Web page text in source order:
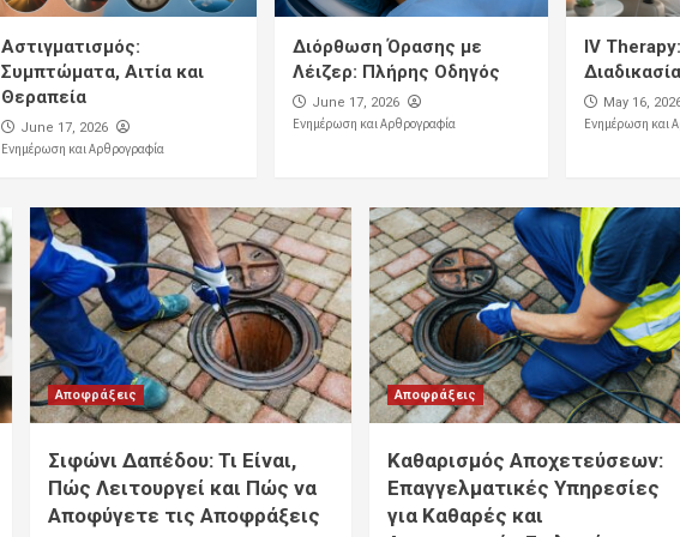
Αστιγματισμός:
Συμπτώματα, Αιτία και
Θεραπεία
June 17, 2026
Ενημέρωση και Αρθρογραφία
Διόρθωση Όρασης με
Λέιζερ: Πλήρης Οδηγός
June 17, 2026
Ενημέρωση και Αρθρογραφία
IV
Διαδικασία
May 16,
Ενημέρωση και
Αποφράξεις
Σιφώνι Δαπέδου: Τι Είναι,
Πώς Λειτουργεί και Πώς να
Αποφύγετε τις Αποφράξεις
Αποφράξεις
Καθαρισμός Αποχετεύσεων:
Επαγγελματικές Υπηρεσίες
για Καθαρές και